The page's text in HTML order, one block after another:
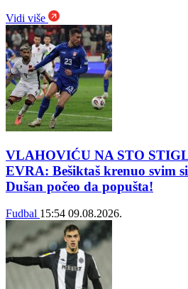
Vidi više
VLAHOVIĆU NA STO
EVRA: Bešiktaš krenuo svim
Dušan počeo da popušta!
Fudbal 15:54 09.08.2026.